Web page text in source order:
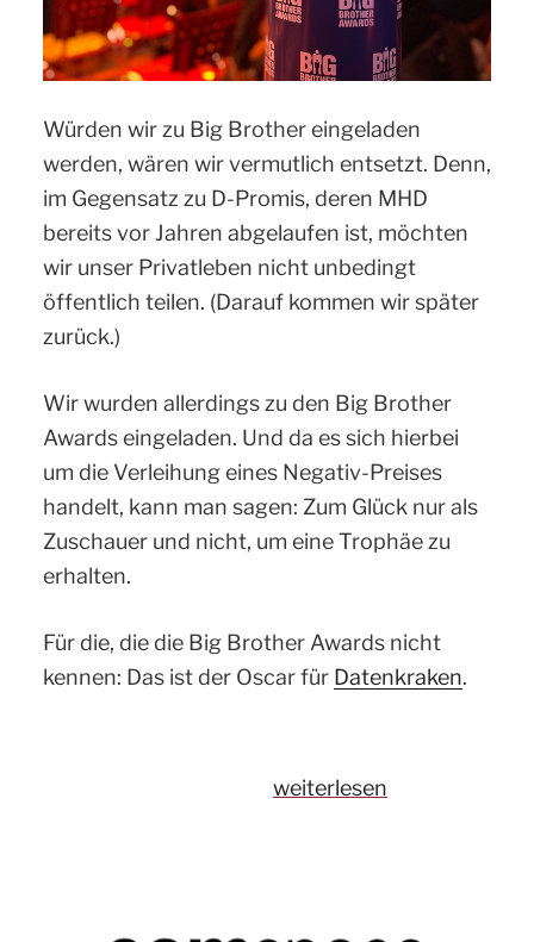
Würden wir zu Big Brother eingeladen
werden, wären wir vermutlich entsetzt. Denn,
im Gegensatz zu D-Promis, deren MHD
bereits vor Jahren abgelaufen ist, möchten
wir unser Privatleben nicht unbedingt
öffentlich teilen. (Darauf kommen wir später
zurück.)
Wir wurden allerdings zu den Big Brother
Awards eingeladen. Und da es sich hierbei
um die Verleihung eines Negativ-Preises
handelt, kann man sagen: Zum Glück nur als
Zuschauer und nicht, um eine Trophäe zu
erhalten.
Für die, die die Big Brother Awards nicht
kennen: Das ist der Oscar für Datenkraken.
„Big
weiterlesen